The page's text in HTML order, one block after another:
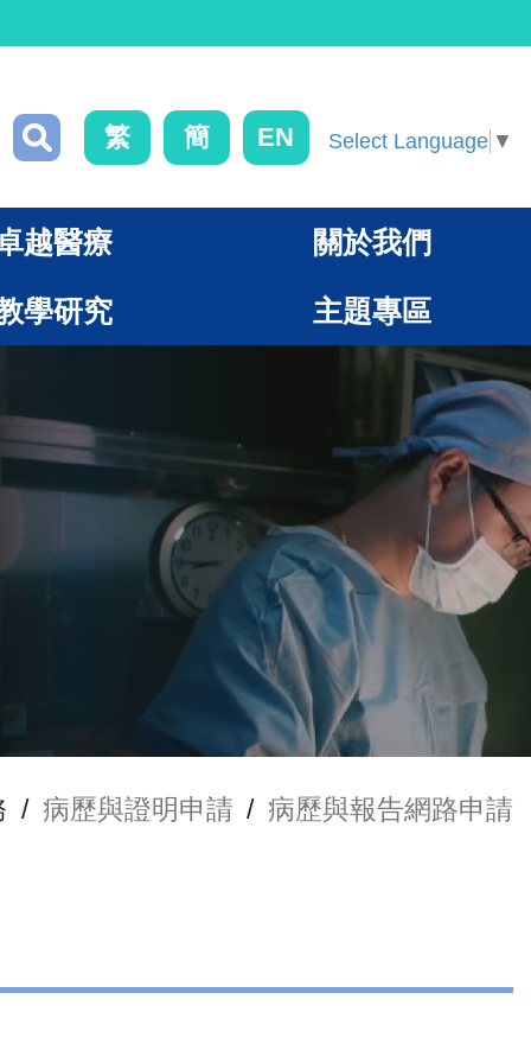
繁 簡 EN Select Language ▼
越醫療 關於我們
學研究 主題專區
/ 病歷與證明申請 / 病歷與報告網路申請